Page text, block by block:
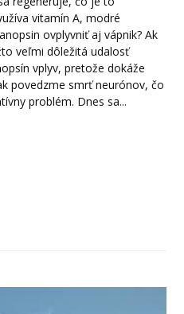
vitamín A, modré
ovplyvniť aj vápnik? Ak
veľmi dôležitá udalosť
vplyv, pretože dokáže
povedzme smrť neurónov, čo
problém. Dnes sa...